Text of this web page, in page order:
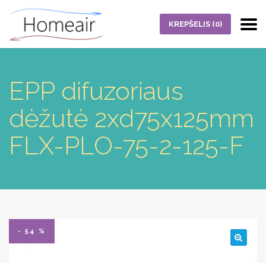
KREPŠELIS (0)
EPP difuzoriaus
dėžutė 2xd75x125mm
FLX-PLO-75-2-125-F
- 54 %